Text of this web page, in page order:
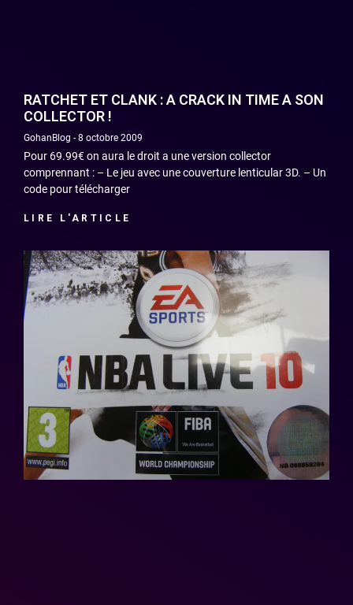
RATCHET ET CLANK : A CRACK IN TIME A SON
COLLECTOR !
GohanBlog 8 octobre 2009
Pour 69.99€ on aura le droit a une version collector
comprennant : – Le jeu avec une couverture lenticular 3D. – Un
code pour télécharger
LIRE L'ARTICLE